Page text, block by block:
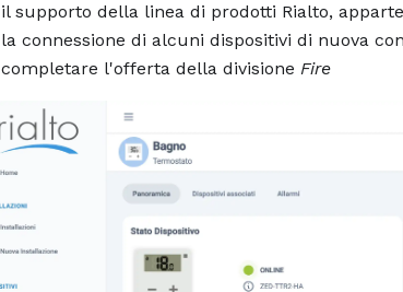
il supporto della linea di prodotti Rialto,
la connessione di alcuni dispositivi di nuova
completare l'offerta della divisione Fire